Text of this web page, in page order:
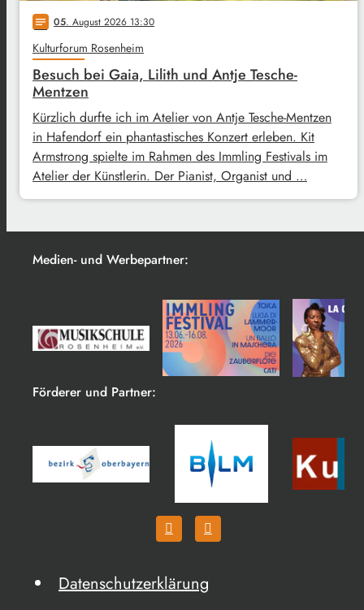
notes 05. August 2026 13:30
Kulturforum Rosenheim
Besuch bei Gaia, Lilith und Antje Tesche-
Mentzen
Kürzlich durfte ich im Atelier von Antje Tesche-Mentzen
in Hafendorf ein phantastisches Konzert erleben. Kit
Armstrong spielte im Rahmen des Immling Festivals im
Atelier der Künstlerin. Der Pianist, Organist und …
Medien- und Werbepartner:
Förderer und Partner:
Datenschutzerklärung